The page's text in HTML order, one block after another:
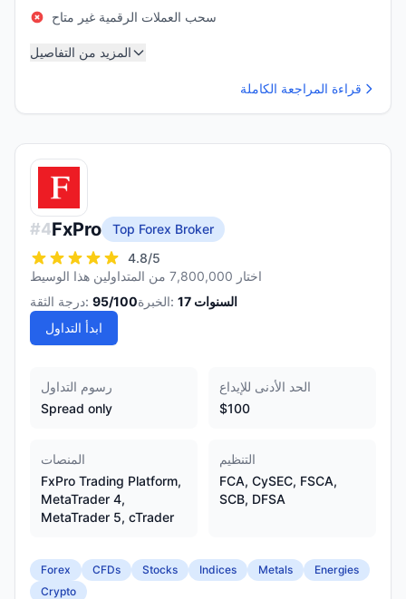
سحب العملات الرقمية غير متاح
المزيد من التفاصيل
قراءة المراجعة الكاملة
#4FxPro
Top Forex Broker
4.8/5
اختار 7,800,000 من المتداولين هذا الوسيط
درجة الثقة: 95/100 الخبرة: 17 السنوات
ابدأ التداول
رسوم التداول
Spread only
الحد الأدنى للإيداع
$100
المنصات
FxPro Trading Platform,
MetaTrader 4,
MetaTrader 5, cTrader
التنظيم
FCA, CySEC, FSCA,
SCB, DFSA
Forex CFDs Stocks Indices Metals
Energies
Crypto